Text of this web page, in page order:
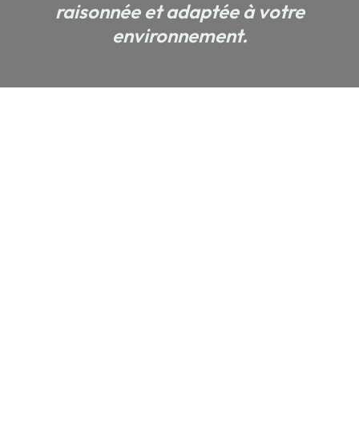
raisonnée et adaptée à votre
environnement.